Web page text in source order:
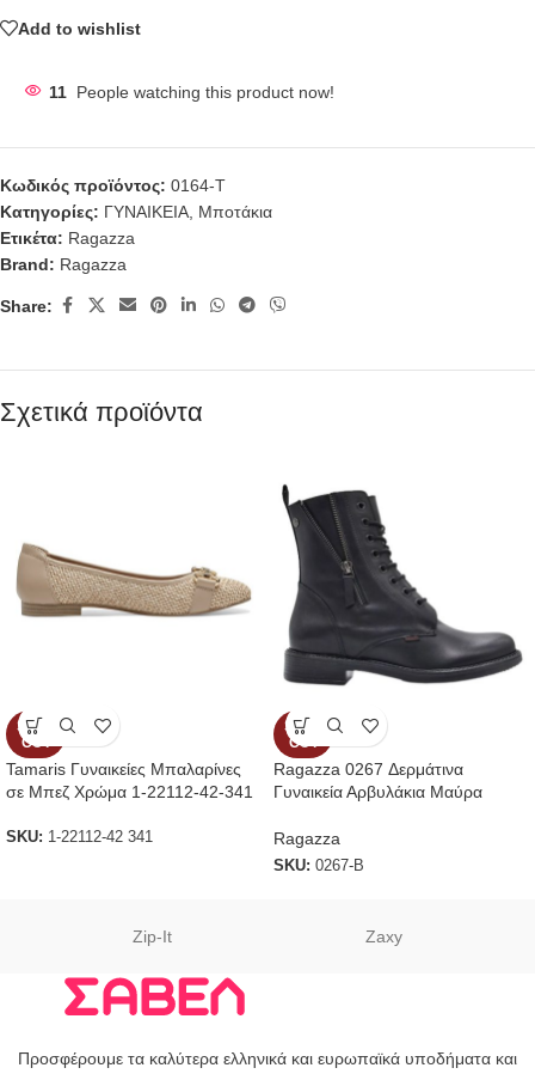
Add to wishlist
11 People watching this product now!
Κωδικός προϊόντος: 0164-T
Κατηγορίες: ΓΥΝΑΙΚΕΙΑ Μποτάκια
Ετικέτα: Ragazza
Brand: Ragazza
Share:
Σχετικά προϊόντα
SOLD
OUT
Tamaris Γυναικείες Μπαλαρίνες
σε Μπεζ Χρώμα 1-22112-42-341
SKU: 1-22112-42 341
SOLD
OUT
Ragazza 0267 Δερμάτινα
Γυναικεία Αρβυλάκια Μαύρα
Ragazza
SKU: 0267-B
Zip-It Zaxy
Προσφέρουμε τα καλύτερα ελληνικά και ευρωπαϊκά υποδήματα και